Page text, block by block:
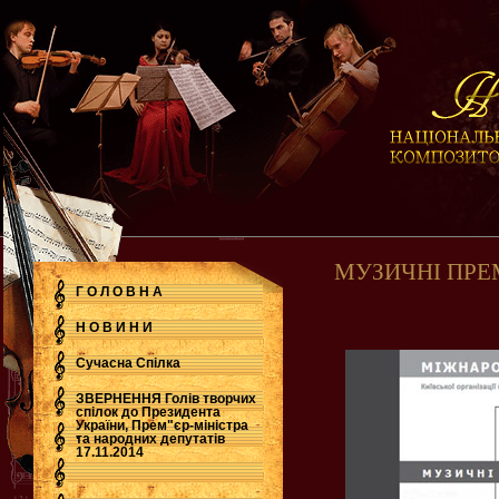
Г О Л О В Н А
Н О В И Н И
Сучасна Cпілка
ЗВЕРНЕННЯ Голів творчих
спілок до Президента
України, Прем"єр-міністра
та народних депутатів
17.11.2014
.
МУЗИЧНІ